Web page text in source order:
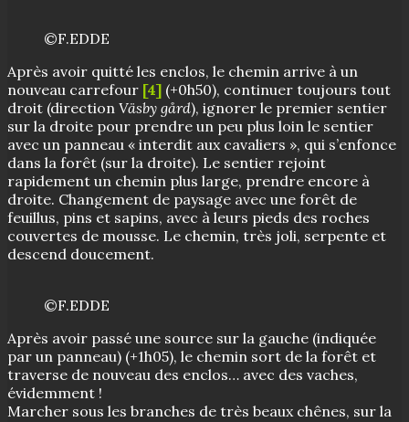
©F.EDDE
Après avoir quitté les enclos, le chemin arrive à un
nouveau carrefour [4] (+0h50), continuer toujours tout
droit (direction Väsby gård), ignorer le premier sentier
sur la droite pour prendre un peu plus loin le sentier
avec un panneau « interdit aux cavaliers », qui s’enfonce
dans la forêt (sur la droite). Le sentier rejoint
rapidement un chemin plus large, prendre encore à
droite. Changement de paysage avec une forêt de
feuillus, pins et sapins, avec à leurs pieds des roches
couvertes de mousse. Le chemin, très joli, serpente et
descend doucement.
©F.EDDE
Après avoir passé une source sur la gauche (indiquée
par un panneau) (+1h05), le chemin sort de la forêt et
traverse de nouveau des enclos… avec des vaches,
évidemment !
Marcher sous les branches de très beaux chênes, sur la